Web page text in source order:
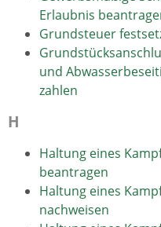
Erlaubnis
Grundsteuer
und
zahlen
H
Haltung eines
beantragen
Haltung eines
nachweisen